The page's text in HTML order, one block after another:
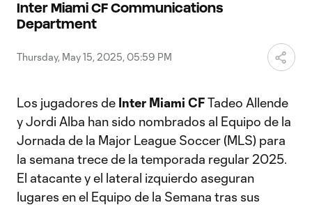
Inter Miami CF Communications
Department
Thursday, May 15, 2025, 05:59 PM
Los jugadores de Inter Miami CFTadeo Allende
y Jordi Alba han sido nombrados al Equipo de la
Jornada de la Major League Soccer (MLS) para
la semana trece de la temporada regular 2025.
El atacante y el lateral izquierdo aseguran
lugares en el Equipo de la Semana tras sus